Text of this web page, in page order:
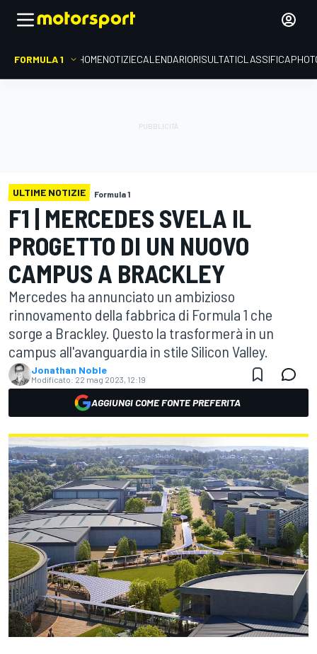
FORMULA 1 HOMENOTIZIECALENDARIORISULTATICLASSIFICA
ULTIME NOTIZIE Formula 1
F1 | MERCEDES SVELA IL
PROGETTO DI UN NUOVO
CAMPUS A BRACKLEY
Mercedes ha annunciato un ambizioso
rinnovamento della fabbrica di Formula 1 che
sorge a Brackley. Questo la trasformerà in un
campus all'avanguardia in stile Silicon Valley.
Jonathan Noble
Modificato: 22 mag 2023, 12:19
AGGIUNGI COME FONTE PREFERITA